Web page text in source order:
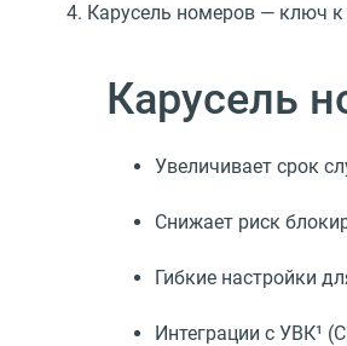
Карусель номеров — ключ
Карусель
Увеличивает срок
Снижает риск
Гибкие настройки
Интеграции с УВК¹